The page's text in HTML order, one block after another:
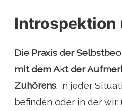
Introspektion
Die Praxis der
mit dem Akt der
Zuhörens. In jeder
befinden oder in der wir